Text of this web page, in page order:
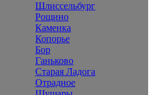
Шлиссельбург
Рощино
Каменка
Копорье
Бор
Ганьково
Старая Ладога
Отрадное